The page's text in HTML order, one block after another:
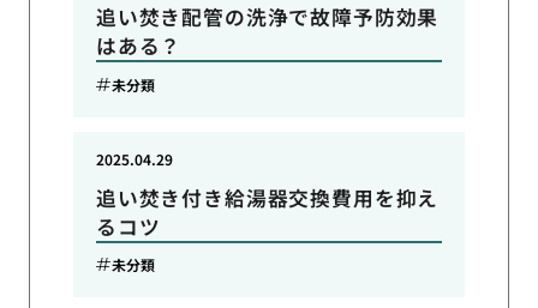
追い焚き配管の洗浄で故障予防効果
はある？
未分類
追い焚き付き給湯器交換費用を抑え
るコツ
2025.04.29
未分類